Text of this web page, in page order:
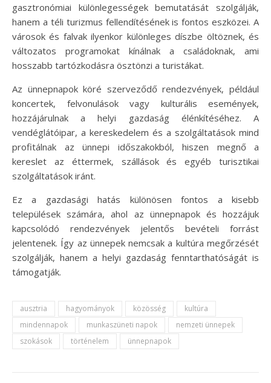
gasztronómiai különlegességek bemutatását szolgálják,
hanem a téli turizmus fellendítésének is fontos eszközei. A
városok és falvak ilyenkor különleges díszbe öltöznek, és
változatos programokat kínálnak a családoknak, ami
hosszabb tartózkodásra ösztönzi a turistákat.
Az ünnepnapok köré szerveződő rendezvények, például
koncertek, felvonulások vagy kulturális események,
hozzájárulnak a helyi gazdaság élénkítéséhez. A
vendéglátóipar, a kereskedelem és a szolgáltatások mind
profitálnak az ünnepi időszakokból, hiszen megnő a
kereslet az éttermek, szállások és egyéb turisztikai
szolgáltatások iránt.
Ez a gazdasági hatás különösen fontos a kisebb
települések számára, ahol az ünnepnapok és hozzájuk
kapcsolódó rendezvények jelentős bevételi forrást
jelentenek. Így az ünnepek nemcsak a kultúra megőrzését
szolgálják, hanem a helyi gazdaság fenntarthatóságát is
támogatják.
ausztria hagyományok közösség
kultúra
mindennapok
munkaszüneti napok
nemzeti ünnepek
szokások
történelem ünnepnapok